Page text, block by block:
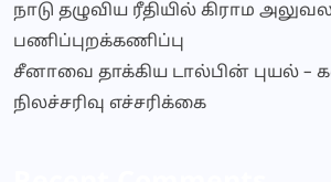
நாடு தழுவிய ரீதியில் கிராம
பணிப்புறக்கணிப்பு
சீனாவை தாக்கிய டால்பின் புயல் –
நிலச்சரிவு எச்சரிக்கை